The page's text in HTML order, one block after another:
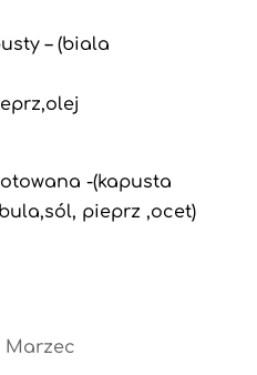
– (biala
-(kapusta
pieprz ,ocet)
Marzec